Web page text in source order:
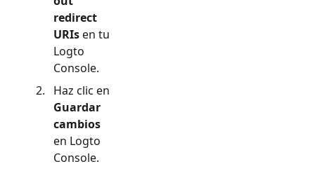
redirect
URIsen tu
Logto
Console.
Haz clic en
Guardar
cambios
en Logto
Console.